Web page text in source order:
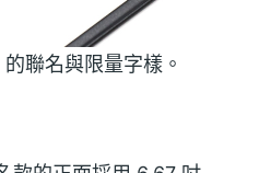
聯名與限量字樣。